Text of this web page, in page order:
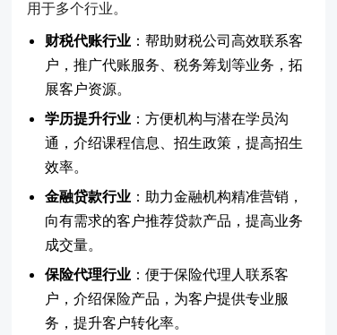
用于多个行业。
财税代账行业 ：帮助财税公司高效联系客
户，推广代账服务、税务筹划等业务，拓
展客户资源。
学历提升行业 ：方便机构与潜在学员沟
通，介绍课程信息、招生政策，提高招生
效率。
金融贷款行业 ：助力金融机构精准营销，
向有需求的客户推荐贷款产品，提高业务
成交量。
保险代理行业 ：便于保险代理人联系客
户，介绍保险产品，为客户提供专业服
务，提升客户转化率。